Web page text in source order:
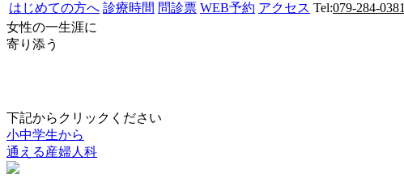
はじめての方へ 診療時間 問診票 WEB予約 アクセス Tel:079-284-0381
女性の一生涯に
寄り添う
下記からクリックください
小中学生から
通える産婦人科